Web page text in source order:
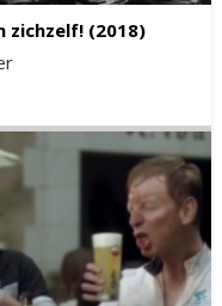
zichzelf! (2018)